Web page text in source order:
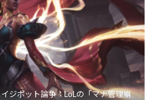
ジボット論争：LoLの「マナ管理崩